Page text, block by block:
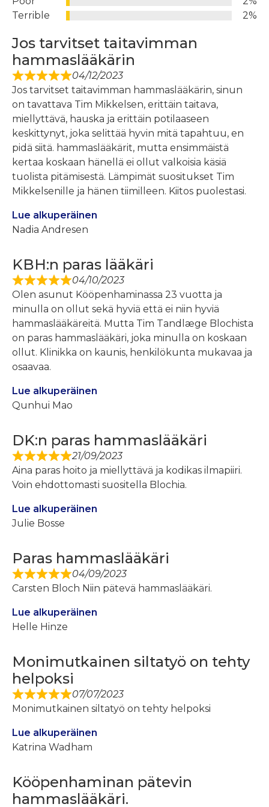
Terrible
2%
Jos tarvitset taitavimman
hammaslääkärin
04/12/2023
Jos tarvitset taitavimman hammaslääkärin, sinun
on tavattava Tim Mikkelsen, erittäin taitava,
miellyttävä, hauska ja erittäin potilaaseen
keskittynyt, joka selittää hyvin mitä tapahtuu, en
pidä siitä. hammaslääkärit, mutta ensimmäistä
kertaa koskaan hänellä ei ollut valkoisia käsiä
tuolista pitämisestä. Lämpimät suositukset Tim
Mikkelsenille ja hänen tiimilleen. Kiitos puolestasi.
Lue alkuperäinen
Nadia Andresen
KBH:n paras lääkäri
04/10/2023
Olen asunut Kööpenhaminassa 23 vuotta ja
minulla on ollut sekä hyviä että ei niin hyviä
hammaslääkäreitä. Mutta Tim Tandlæge Blochista
on paras hammaslääkäri, joka minulla on koskaan
ollut. Klinikka on kaunis, henkilökunta mukavaa ja
osaavaa.
Lue alkuperäinen
Qunhui Mao
DK:n paras hammaslääkäri
21/09/2023
Aina paras hoito ja miellyttävä ja kodikas ilmapiiri.
Voin ehdottomasti suositella Blochia.
Lue alkuperäinen
Julie Bosse
Paras hammaslääkäri
04/09/2023
Carsten Bloch Niin pätevä hammaslääkäri.
Lue alkuperäinen
Helle Hinze
Monimutkainen siltatyö on tehty
helpoksi
07/07/2023
Monimutkainen siltatyö on tehty helpoksi
Lue alkuperäinen
Katrina Wadham
Kööpenhaminan pätevin
hammaslääkäri.